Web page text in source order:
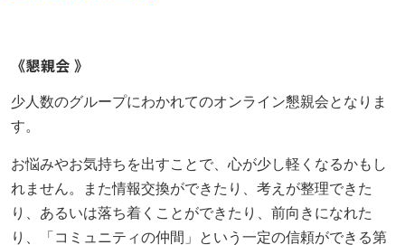
イベント
セミナー
懇親会
活動報告
《懇親会 》
少人数のグループにわかれてのオンライン懇親会となりま
す。
お悩みやお気持ちを出すことで、心が少し軽くなるかもし
れません。また情報交換ができたり、考えが整理できた
り、あるいは落ち着くことができたり、前向きになれた
り、「コミュニティの仲間」という一定の信頼ができる第
話をしなくても大丈夫
不登校に関わる「条件」を出さないで！親子であっ
【保護者さまインタビュー】親も一緒に成長した8
年間。ここにいれば大丈夫だと思える場所です
横浜の学びの多様化学校「横浜きりん学園」とは？
不登校の子どもの新しい学びの場
不登校でも合格を目指せる！高卒認定試験【国語
編】
不登校支援の基盤「教育機会確保法」ってどんな法
律？
【保護者さまインタビュー】親も一緒に成長した8
年間。ここにいれば大丈夫だと思える場所です